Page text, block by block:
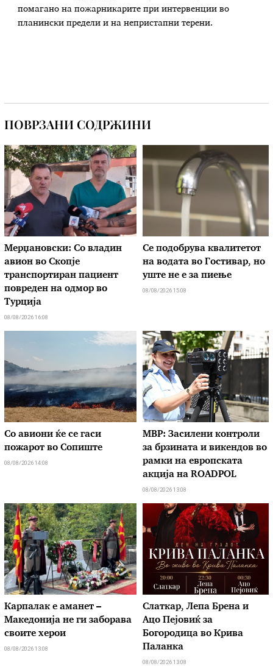
помагано на пожарникарите при интервенции во
планински предели и на непристапни терени.
ПОВРЗАНИ СОДРЖИНИ
Мерџановски: Со владин
авион во Скопје
транспортиран пациент
повреден на одмор во
Турција
08/08/2026 16:08
Се подобрува квалитетот
на водата во Гостивар, но
уште не е за пиење
08/08/2026 15:08
Со авиони ќе се гаси
пожарот во Сопиште
08/08/2026 14:08
МВР: Засилени контроли
за брзината и викендов во
рамки на европската
акција на ROADPOL
08/08/2026 13:08
Карпалак е аманет –
Македонија не ги заборава
своите херои
08/08/2026 13:08
Слаткар, Лепа Брена и
Ацо Пејовиќ за
Богородица во Крива
Паланка
08/08/2026 13:08